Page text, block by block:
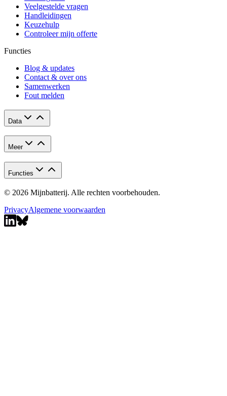
Veelgestelde vragen
Handleidingen
Keuzehulp
Controleer mijn offerte
Functies
Blog & updates
Contact & over ons
Samenwerken
Fout melden
Data
Meer
Functies
© 2026 Mijnbatterij. Alle rechten voorbehouden.
PrivacyAlgemene voorwaarden